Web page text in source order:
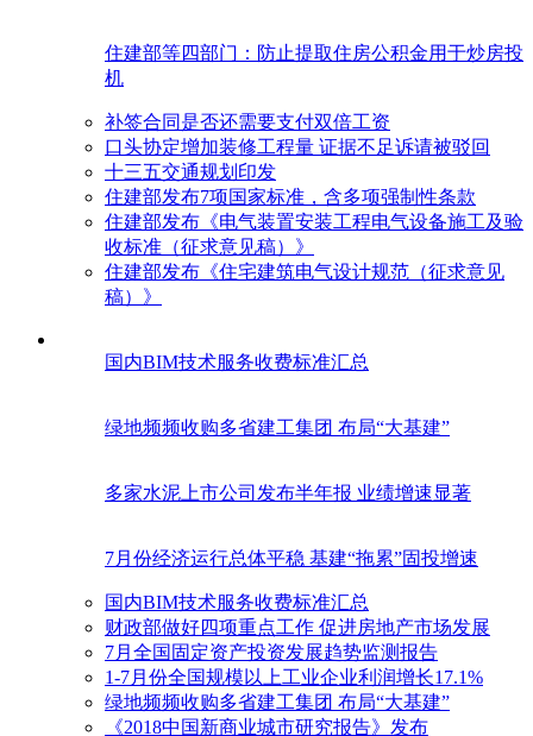
住建部等四部门：防止提取住房公积金用于炒房投
机
补签合同是否还需要支付双倍工资
口头协定增加装修工程量 证据不足诉请被驳回
十三五交通规划印发
住建部发布7项国家标准，含多项强制性条款
住建部发布《电气装置安装工程电气设备施工及验
收标准（征求意见稿）》
住建部发布《住宅建筑电气设计规范（征求意见
稿）》
国内BIM技术服务收费标准汇总
绿地频频收购多省建工集团 布局“大基建”
多家水泥上市公司发布半年报 业绩增速显著
7月份经济运行总体平稳 基建“拖累”固投增速
国内BIM技术服务收费标准汇总
财政部做好四项重点工作 促进房地产市场发展
7月全国固定资产投资发展趋势监测报告
1-7月份全国规模以上工业企业利润增长17.1%
绿地频频收购多省建工集团 布局“大基建”
《2018中国新商业城市研究报告》发布